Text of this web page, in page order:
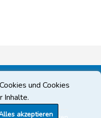
und Cookies
Inhalte.
akzeptieren